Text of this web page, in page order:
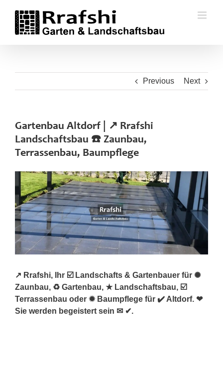
content
Previous Next
Gartenbau Altdorf | ↗️ Rrafshi
Landschaftsbau ☎️ Zaunbau,
Terrassenbau, Baumpflege
↗️ Rrafshi, Ihr ☑️ Landschafts & Gartenbauer für ✺
Zaunbau, ♻ Gartenbau, ★ Landschaftsbau, ☑️
Terrassenbau oder ✹ Baumpflege für ✔️ Altdorf. ❤
Sie werden begeistert sein ✉ ✔.